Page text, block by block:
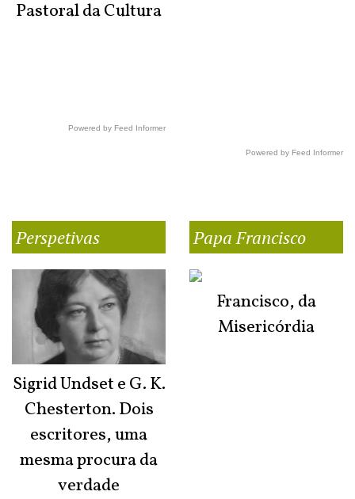
Pastoral da Cultura
Powered by Feed Informer
Powered by Feed Informer
Perspetivas
Sigrid Undset e G. K.
Chesterton. Dois
escritores, uma
mesma procura da
verdade
Papa Francisco
Francisco, da
Misericórdia